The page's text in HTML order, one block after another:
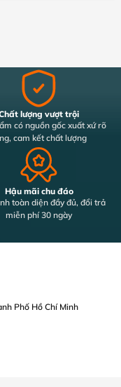
lượng vượt trội
có nguồn gốc xuất xứ rõ
cam kết chất lượng
Hậu mãi chu đáo
toàn diện đầy đủ, đổi trả
miễn phí 30 ngày
Phố Hồ Chí Minh